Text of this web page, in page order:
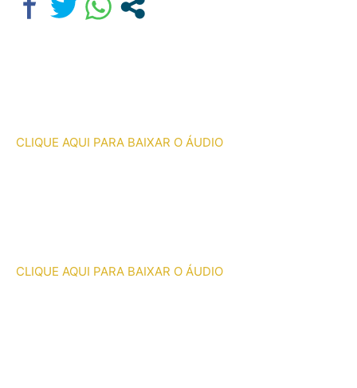
CLIQUE AQUI PARA BAIXAR O ÁUDIO
CLIQUE AQUI PARA BAIXAR O ÁUDIO